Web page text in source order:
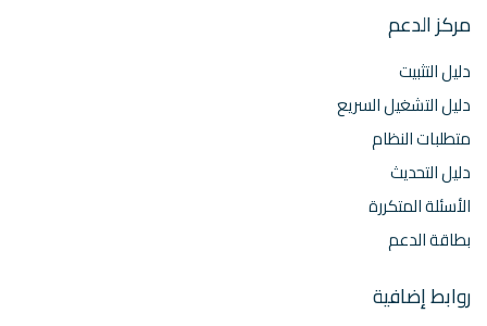
مركز الدعم
دليل التثبيت
دليل التشغيل السريع
متطلبات النظام
دليل التحديث
الأسئلة المتكررة
بطاقة الدعم
روابط إضافية